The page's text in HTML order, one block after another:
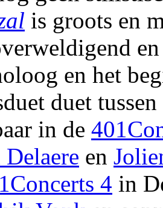
is groots en
en het
duet
in de
en
4 in